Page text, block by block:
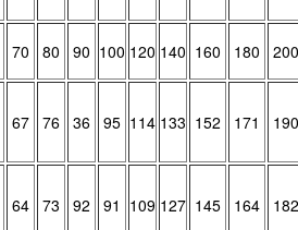
70 80 90 100 120 140 160 180 200
67 76 36 95 114 133 152 171 190
64 73 92 91 109 127 145 164 182